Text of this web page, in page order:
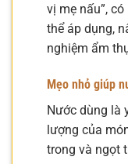
vị mẹ nấu”,
thể áp dụng,
nghiệm ẩm
Mẹo nhỏ giúp
Nước dùng là
lượng của
trong và ngọt